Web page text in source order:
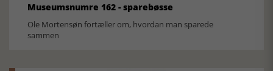
Museumsnumre 162 - sparebøsse
Ole Mortensøn fortæller om, hvordan man sparede
sammen